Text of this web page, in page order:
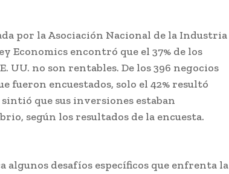
por la Asociación Nacional de la Industria
Economics encontró que el 37% de los
UU. no son rentables. De los 396 negocios
fueron encuestados, solo el 42% resultó
que sus inversiones estaban
según los resultados de la encuesta.
algunos desafíos específicos que enfrenta la